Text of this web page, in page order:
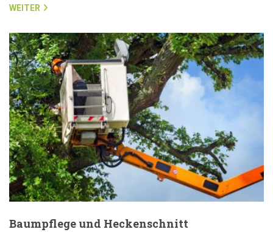
WEITER
Baumpflege und Heckenschnitt